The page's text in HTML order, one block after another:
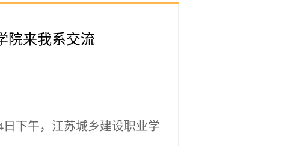
院来我系交流
日下午，江苏城乡建设职业学